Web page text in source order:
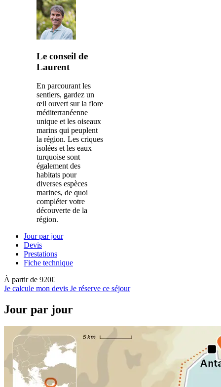
Le conseil de
Laurent
En parcourant les
sentiers, gardez un
œil ouvert sur la flore
méditerranéenne
unique et les oiseaux
marins qui peuplent
la région. Les criques
isolées et les eaux
turquoise sont
également des
habitats pour
diverses espèces
marines, de quoi
compléter votre
découverte de la
région.
Jour par jour
Devis
Prestations
Fiche technique
À partir de 920€
Je calcule mon devis Je réserve ce séjour
Jour par jour